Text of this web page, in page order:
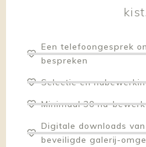
kist.
Een telefoongesprek
bespreken
Selectie en
Minimaal 30 na-
Digitale downloads
beveiligde galerij-